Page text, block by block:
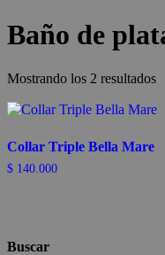
Baño de
Mostrando los 2 resultados
los
Collar Triple Bella Mare
$ 140.000
Buscar